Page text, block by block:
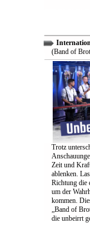
(Band of
Trotz
Zeit und
ablenken.
Richtung die
um der
kommen.
„Band of
die unbeirrt